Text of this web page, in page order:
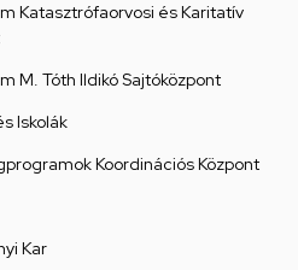
Katasztrófaorvosi és Karitatív
M. Tóth Ildikó Sajtóközpont
Iskolák
Koordinációs Központ
Kar